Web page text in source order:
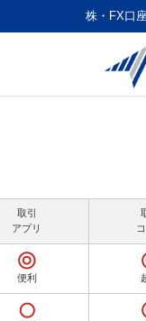
株・FX口
取引
アプリ
便利